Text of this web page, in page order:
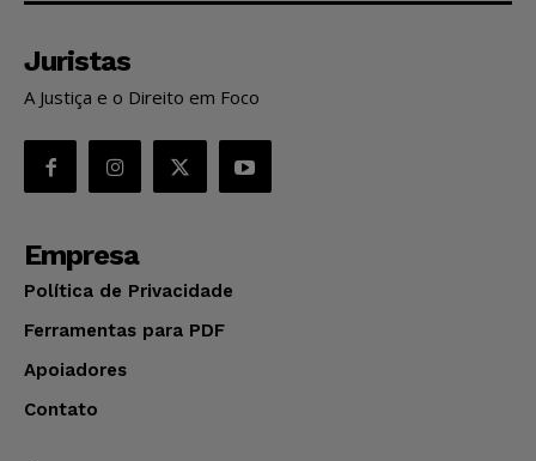
Juristas
A Justiça e o Direito em Foco
Empresa
Política de Privacidade
Ferramentas para PDF
Apoiadores
Contato